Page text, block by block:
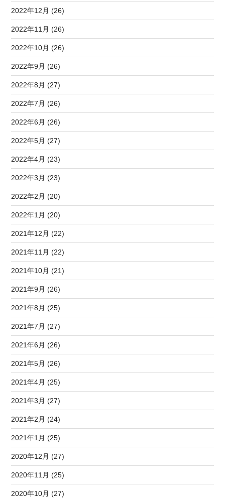
2022年12月 (26)
2022年11月 (26)
2022年10月 (26)
2022年9月 (26)
2022年8月 (27)
2022年7月 (26)
2022年6月 (26)
2022年5月 (27)
2022年4月 (23)
2022年3月 (23)
2022年2月 (20)
2022年1月 (20)
2021年12月 (22)
2021年11月 (22)
2021年10月 (21)
2021年9月 (26)
2021年8月 (25)
2021年7月 (27)
2021年6月 (26)
2021年5月 (26)
2021年4月 (25)
2021年3月 (27)
2021年2月 (24)
2021年1月 (25)
2020年12月 (27)
2020年11月 (25)
2020年10月 (27)